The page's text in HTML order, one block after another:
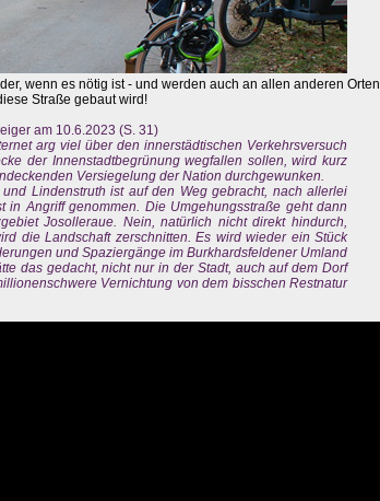
wenn es nötig ist - und werden auch an allen anderen Orten
Straße gebaut wird!
am 10.6.2023 (S. 31)
arg viel über den innerstädtischen Verkehrsversuch
der Innenstadtbegrünung wegfallen sollen, wird kurz
Versiegelung der Nation durchgewunken.
Lindenstruth ist auf den Weg gebracht, nach allerlei
Angriff genommen. Die Umgehungsstraße geht dann
Josolleraue. Nein, natürlich nicht direkt hindurch,
die Landschaft zerschnitten. Es wird wieder ein Stück
und Spaziergänge im Burkhardsfeldener Umland
das gedacht, nicht nur in der Stadt, auch auf dem Dorf
Vernichtung von dem bisschen Restnatur